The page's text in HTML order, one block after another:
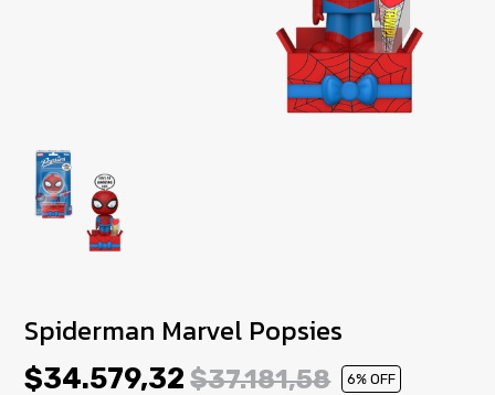
Spiderman Marvel Popsies
$34.579,32$37.181,58 6% OFF